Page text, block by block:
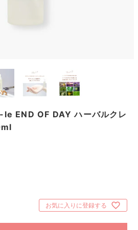
END OF DAY ハーバルクレ
お気に入りに登録する